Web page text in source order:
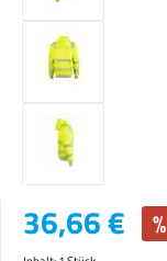
Verkaufspreis:
36,66 € %